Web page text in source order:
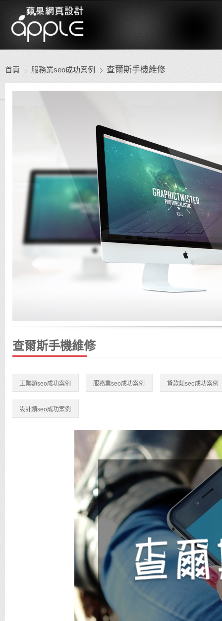
首頁 服務業seo成功案例 查爾斯手機維修
查爾斯手機維修
工業類seo成功案例 服務業seo成功案例 貸款類seo成功案例
設計類seo成功案例